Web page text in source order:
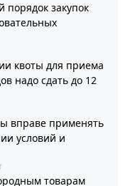
порядок закупок
квоты для приема
надо сдать до 12
вправе применять
условий и
товарам